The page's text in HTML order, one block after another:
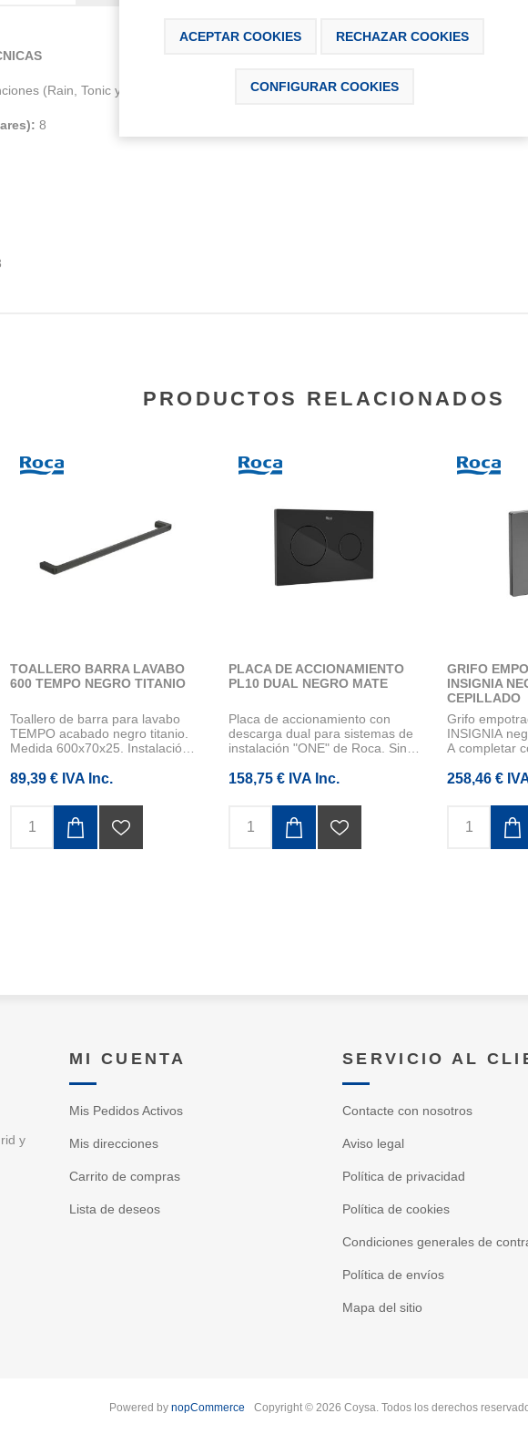
(Rain, Tonic y Pulse) y caudal de 8L. En la función Pulse se incorpora efecto micro
8
PRODUCTOS RELACIONADOS
TOALLERO BARRA LAVABO
600 TEMPO NEGRO TITANIO
Toallero de barra para lavabo
TEMPO acabado negro titanio.
Medida 600x70x25. Instalación
89,39 € IVA Inc.
PLACA DE ACCIONAMIENTO
PL10 DUAL NEGRO MATE
Placa de accionamiento con
descarga dual para sistemas de
instalación "ONE" de Roca. Sin
158,75 € IVA Inc.
GRIFO
INSIGNIA
CEPILLADO
Grifo
INSIGNIA
A completar
258,46 €
y
MI CUENTA
Mis Pedidos Activos
Mis direcciones
Carrito de compras
Lista de deseos
SERVICIO AL
Contacte con nosotros
Aviso legal
Política de privacidad
Política de cookies
Condiciones generales de
Política de envíos
Mapa del sitio
Powered by nopCommerce Copyright © 2026 Coysa. Todos los derechos
ACEPTAR COOKIES RECHAZAR COOKIES
CONFIGURAR COOKIES